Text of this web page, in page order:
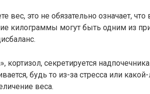
вес, это не обязательно означает,
килограммы могут быть одним из
кортизол, секретируется
будь то из-за стресса или
веса.